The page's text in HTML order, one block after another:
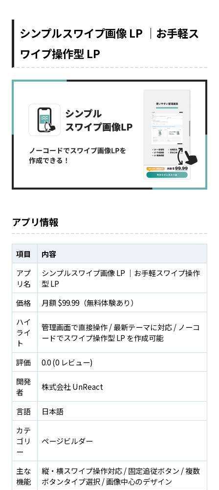
シンプルスワイプ画像 LP ｜お手軽ス
ワイプ操作型 LP
アプリ情報
項目
内容
アプ
リ名
シンプルスワイプ画像 LP ｜お手軽スワイプ操作
型 LP
価格
月額 $99.99（無料体験あり）
ハイ
ライ
ト
管理画面で直接操作 / 最新テーマに対応 / ノーコ
ードでスワイプ操作型 LP を作成可能
評価
0.0 (0 レビュー)
開発
者
株式会社 UnReact
言語
日本語
カテ
ゴリ
ー
ページビルダー
主な
機能
縦・横スワイプ操作対応 / 固定追従ボタン / 複数
ボタンタイプ選択 / 画像中心のデザイン